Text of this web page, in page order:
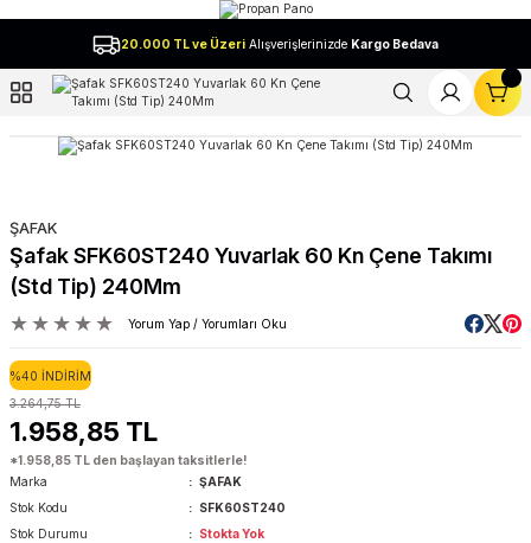
20.000 TL ve Üzeri Alışverişlerinizde Kargo Bedava
ŞAFAK
Şafak SFK60ST240 Yuvarlak 60 Kn Çene Takımı
(Std Tip) 240Mm
Yorum Yap / Yorumları Oku
%40 İNDİRİM
3.264,75 TL
1.958,85 TL
*1.958,85 TL den başlayan taksitlerle!
Marka
ŞAFAK
Stok Kodu
SFK60ST240
Stok Durumu
Stokta Yok